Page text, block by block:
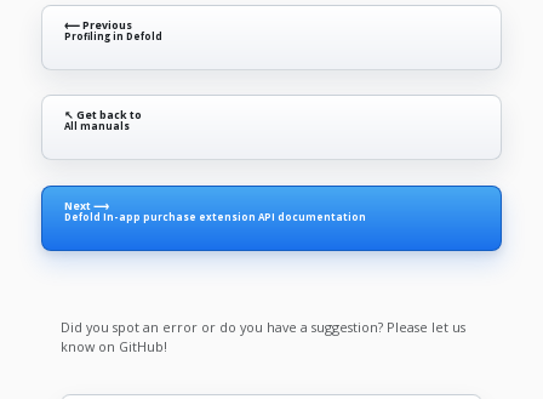
⟵ Previous
Profiling in Defold
↖ Get back to
All manuals
Next ⟶
Defold In-app purchase extension API documentation
Did you spot an error or do you have a suggestion? Please let us
know on GitHub!